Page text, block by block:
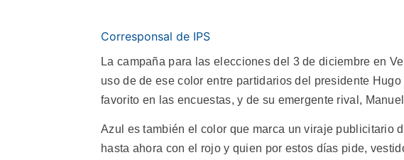
Corresponsal de IPS
La campaña para las elecciones del 3 de diciembre en
uso de de ese color entre partidarios del presidente
favorito en las encuestas, y de su emergente rival,
Azul es también el color que marca un viraje publicitario
hasta ahora con el rojo y quien por estos días pide,